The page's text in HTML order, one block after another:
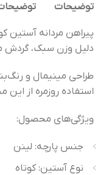
توضیحات
پیراهن مردانه آستین
دلیل وزن سبک، گردش
طراحی مینیمال و
استفاده روزمره از این
ویژگی‌های محصول:
جنس پارچه: لینن
نوع آستین: کوتاه